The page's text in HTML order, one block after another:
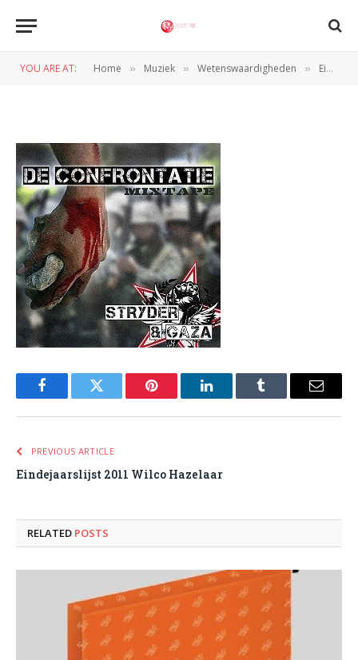
YOU ARE AT: Home » Muziek » Wetenswaardigheden » Eindejaarslijst 2011 Wilco Hazelaar
FacebookTwitter Pinterest LinkedInTumblr Email
PREVIOUS ARTICLE
Eindejaarslijst 2011 Wilco Hazelaar
RELATED POSTS